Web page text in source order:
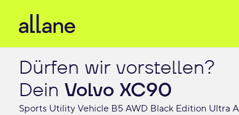
Dürfen wir vorstellen?
Dein Volvo XC90
Sports Utility Vehicle B5 AWD Black Edition Ultra